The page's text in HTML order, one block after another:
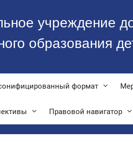
учреждение
образования
формат
Правовой навигатор